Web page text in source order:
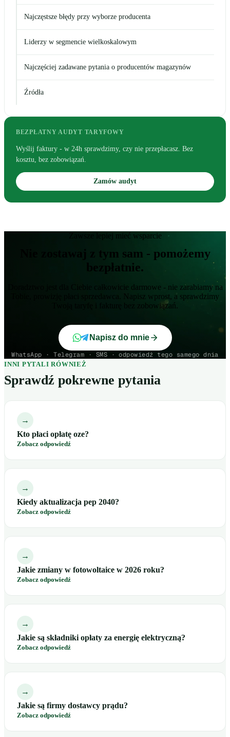
Najczęstsze błędy przy wyborze producenta
Liderzy w segmencie wielkoskalowym
Najczęściej zadawane pytania o producentów magazynów
Źródła
BEZPŁATNY AUDYT TARYFOWY
Wyślij faktury - w 24h sprawdzimy, czy nie przepłacasz. Bez
kosztu, bez zobowiązań.
Zamów audyt
Zawsze lepiej mieć wsparcie
Nie zostawaj z tym sam - pomożemy
bezpłatnie.
Doradztwo jest dla Ciebie całkowicie darmowe - nie zarabiamy na
Tobie, prowizję płaci sprzedawca. Napisz wprost, a sprawdzimy
Twoją taryfę i fakturę bez zobowiązań.
Napisz do mnie
WhatsApp · Telegram · SMS · odpowiedź tego samego dnia
INNI PYTALI RÓWNIEŻ
Sprawdź pokrewne pytania
→
Kto płaci opłatę oze?
Zobacz odpowiedź
→
Kiedy aktualizacja pep 2040?
Zobacz odpowiedź
→
Jakie zmiany w fotowoltaice w 2026 roku?
Zobacz odpowiedź
→
Jakie są składniki opłaty za energię elektryczną?
Zobacz odpowiedź
→
Jakie są firmy dostawcy prądu?
Zobacz odpowiedź